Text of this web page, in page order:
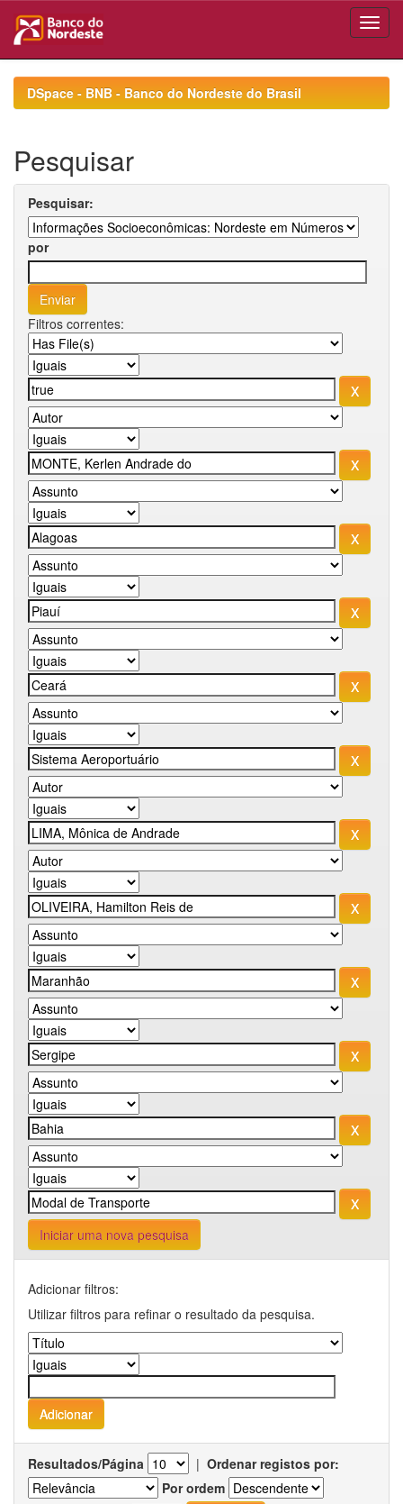
navigationDSpace - BNB - Banco do Nordeste do Brasil
Pesquisar
Pesquisar:
por
Filtros correntes:
Iniciar uma nova pesquisa
Adicionar filtros:
Utilizar filtros para refinar o resultado da pesquisa.
Resultados/Página | Ordenar registos por:
Por ordem